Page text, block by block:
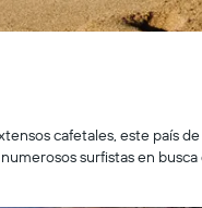
cafetales, este país
surfistas en busca